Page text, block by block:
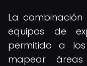
La
equipos de
permitido a
mapear